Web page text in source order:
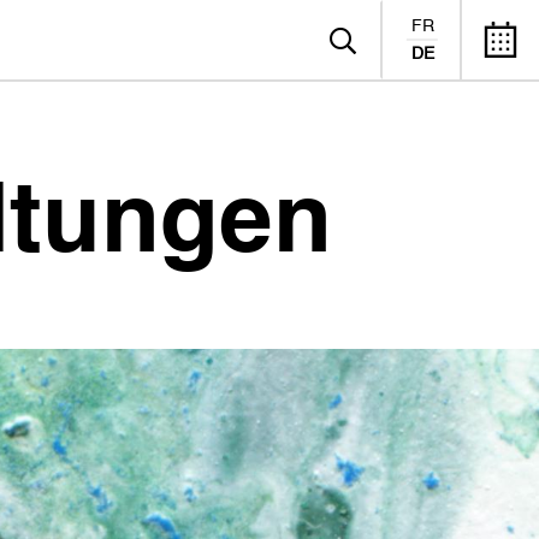
FR
DE